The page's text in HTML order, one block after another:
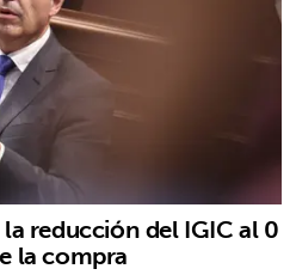
reducción del IGIC al 0
la compra